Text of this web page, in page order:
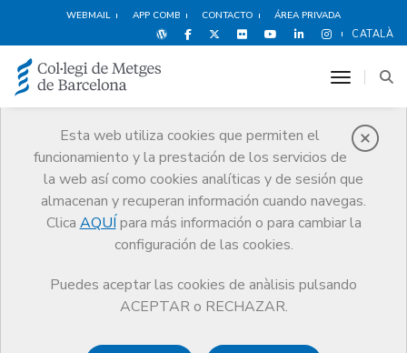
WEBMAIL APP COMB CONTACTO ÁREA PRIVADA
CATALÀ
Esta web utiliza cookies que permiten el
funcionamiento y la prestación de los servicios de
la web así como cookies analíticas y de sesión que
almacenan y recuperan información cuando navegas.
Clica AQUÍ para más información o para cambiar la
configuración de las cookies.
Puedes aceptar las cookies de anàlisis pulsando
ACEPTAR o RECHAZAR.
toggle
Noticias
Comunicación
Noticias
Los centros privados ambulatorios podrán retomar la actividad
ordinaria a partir del 12 de mayo